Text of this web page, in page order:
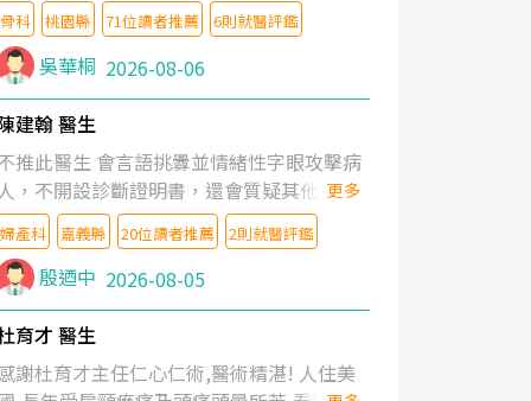
骨科 桃園縣 71位讀者推薦 6則就醫評鑑
吳華桐 2026-08-06
建翰 醫生
推此醫生 會言語挑釁並情緒性字眼攻擊病
，不開設診斷證明書，還會質疑其他醫生
判斷！
更多
婦產科 嘉義縣 20位讀者推薦 2則就醫評鑑
殷迺中 2026-08-05
育才 醫生
謝杜育才主任仁心仁術,醫術精湛! 人住美